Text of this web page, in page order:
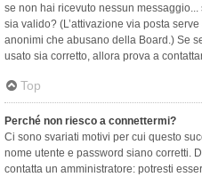
se non hai ricevuto nessun
sia valido? (L’attivazione via posta
anonimi che abusano della Board.) Se
usato sia corretto, allora prova a
Top
Perché non riesco a connettermi?
Ci sono svariati motivi per cui questo
nome utente e password siano corretti.
contatta un amministratore: potresti